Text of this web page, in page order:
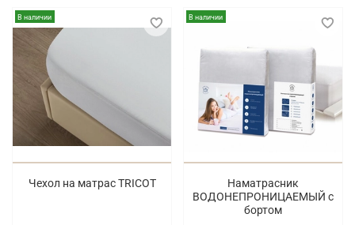
В наличии
Чехол на матрас TRICOT
В наличии
Наматрасник
ВОДОНЕПРОНИЦАЕМЫЙ с
бортом